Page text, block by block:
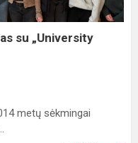
su „University
metų sėkmingai